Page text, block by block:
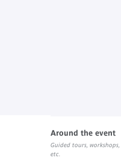
Around the event
Guided tours, workshops,
etc.